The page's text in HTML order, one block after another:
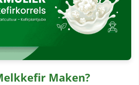
Maken?